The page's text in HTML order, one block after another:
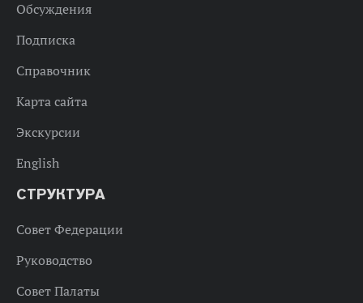
Обсуждения
Подписка
Справочник
Карта сайта
Экскурсии
English
СТРУКТУРА
Совет Федерации
Руководство
Совет Палаты